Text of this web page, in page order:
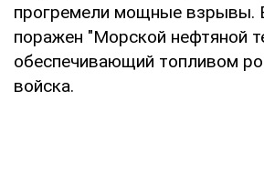
прогремели мощные взрывы.
поражен "Морской нефтяной
обеспечивающий топливом
войска.